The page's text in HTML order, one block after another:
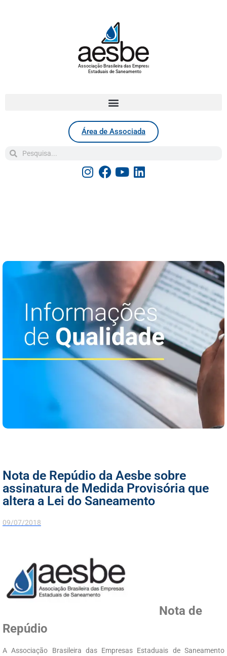
Associação Brasileira das Empresas
Estaduais de Saneamento
Área de Associada
Nota de Repúdio da Aesbe sobre
assinatura de Medida Provisória que
altera a Lei do Saneamento
09/07/2018
Nota de
Repúdio
A Associação Brasileira das Empresas Estaduais de Saneamento